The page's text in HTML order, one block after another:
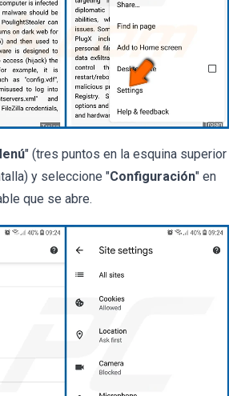
" (tres puntos en la esquina superior
y seleccione "Configuración" en
que se abre.